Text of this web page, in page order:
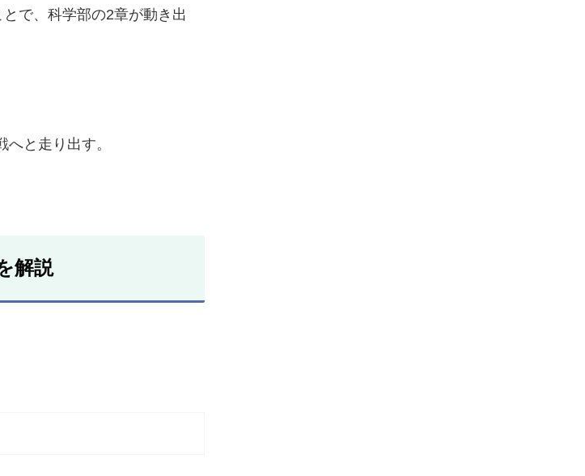
で、科学部の2章が動き出
と走り出す。
解説